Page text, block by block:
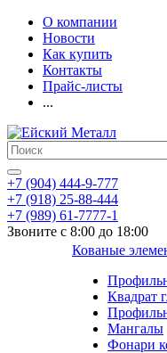
О компании
Новости
Как купить
Контакты
Прайс-листы
...
+7 (904) 444-9-777
+7 (918) 25-88-444
+7 (989) 61-7777-1
Звоните с 8:00 до 18:00
Кованые
Квадрат
Мангалы
Фонари